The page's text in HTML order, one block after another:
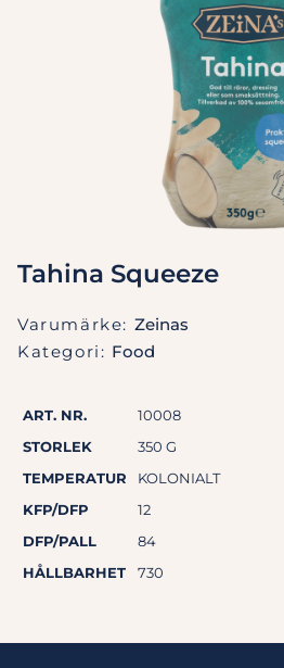
Tahina Squeeze
Varumärke: Zeinas
Kategori: Food
ART. NR.
10008
STORLEK
350 G
TEMPERATUR
KOLONIALT
KFP/DFP
12
DFP/PALL
84
HÅLLBARHET
730